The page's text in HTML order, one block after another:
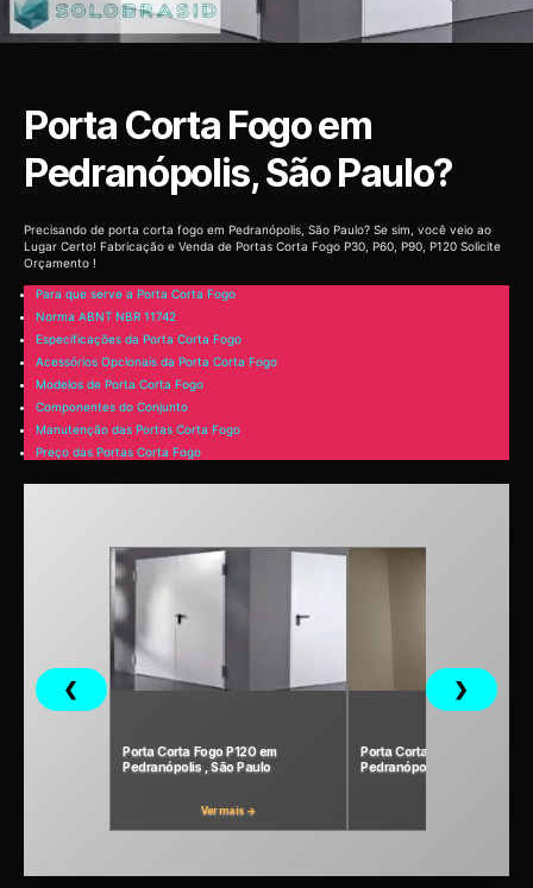
Porta Corta Fogo em
Pedranópolis, São Paulo?
Precisando de porta corta fogo em Pedranópolis, São Paulo? Se sim, você veio ao
Lugar Certo! Fabricação e Venda de Portas Corta Fogo P30, P60, P90, P120 Solicite
Orçamento !
Para que serve a Porta Corta Fogo
Norma ABNT NBR 11742
Especificações da Porta Corta Fogo
Acessórios Opcionais da Porta Corta Fogo
Modelos de Porta Corta Fogo
Componentes do Conjunto
Manutenção das Portas Corta Fogo
Preço das Portas Corta Fogo
❮
Porta Corta Fogo P120 em
Pedranópolis , São Paulo
Ver mais →
Porta Corta-Fogo P90 em
Pedranópolis, São Paulo
❯